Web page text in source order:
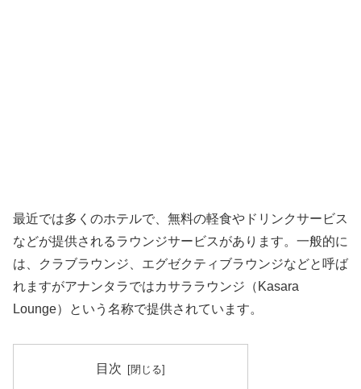
最近では多くのホテルで、 無料の軽食やドリンクサービス
などが提供されるラウンジサービスがあります。一般的に
は、クラブラウンジ、エグゼクティブラウンジなどと呼ば
れますがアナンタラではカサララウンジ（Kasara
Lounge）という名称で提供されています。
目次